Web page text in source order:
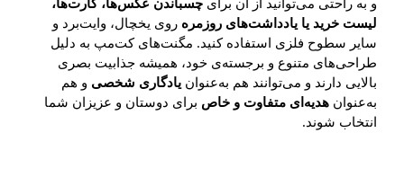
لیست خرید یا یادداشت‌های روزمره روی یخچال، وایت‌برد و
سایر سطوح فلزی استفاده کنید. مگنت‌های کت‌مپ به دلیل
طراحی‌های متنوع و برجسته‌ی خود، همیشه جذابیت بصری
بالایی دارند و می‌توانند هم به‌عنوان یادگاری شخصی و هم
به‌عنوان هدیه‌ای متفاوت و خاص برای دوستان و عزیزان شما
انتخاب شوند.